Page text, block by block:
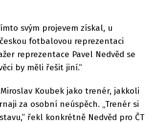
svým projevem získal, u
fotbalovou reprezentaci
reprezentace Pavel Nedvěd se
by měli řešit jiní.“
Koubek jako trenér, jakkoli
za osobní neúspěch. „Trenér si
řekl konkrétně Nedvěd pro ČT